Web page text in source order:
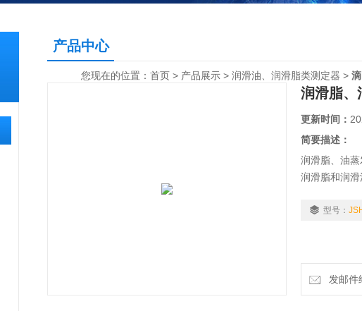
产品中心
您现在的位置： 首页 > 产品展示 > 润滑油、润滑脂类测定器 >
润滑脂、
更新时间：
简要描述：
润滑脂、油
润滑脂和润
型号：
发邮件